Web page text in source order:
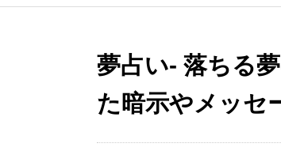
夢占い- 落ちる
た暗示やメッセ